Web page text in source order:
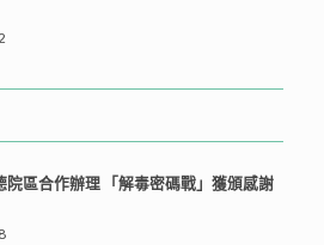
院區合作辦理 「解毒密碼戰」獲頒感謝